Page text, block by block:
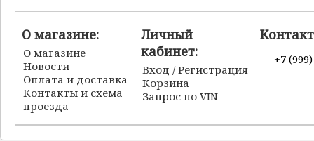
О магазине:
О магазине
Новости
Оплата и доставка
Контакты и схема
проезда
Личный
кабинет:
Вход / Регистрация
Корзина
Запрос по VIN
+7